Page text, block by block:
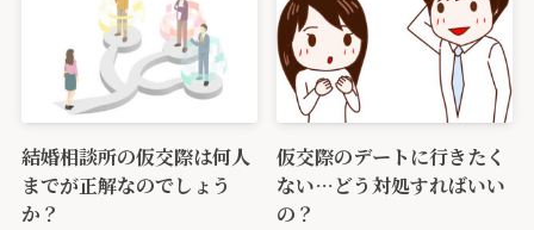
結婚相談所の仮交際は何人
までが正解なのでしょう
か？
仮交際のデートに行きたく
ない…どう対処すればいい
の？